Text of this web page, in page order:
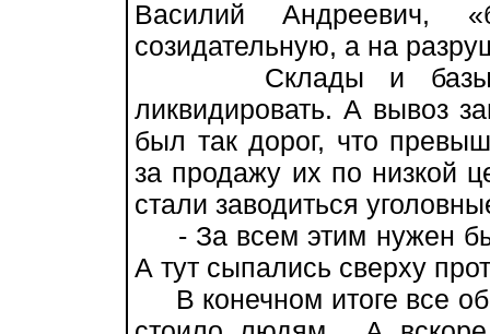
Василий
созидательную, а на
Склады и базы
ликвидировать. А вывоз
был так дорог, что
за продажу их по низкой
стали заводиться
- За всем этим нужен
А тут сыпались сверху
В конечном итоге все